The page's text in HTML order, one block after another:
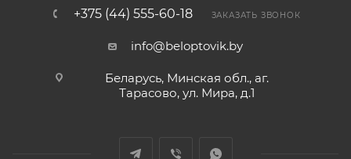
+375 (44) 555-60-18 ЗАКАЗАТЬ ЗВОНОК
info@beloptovik.by
Беларусь, Минская обл., аг.
Тарасово, ул. Мира, д.1